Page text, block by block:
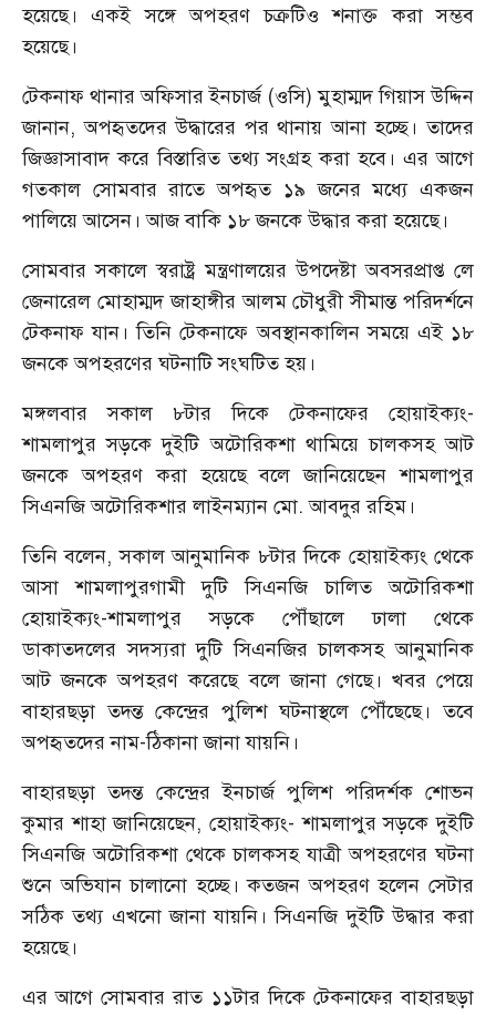
হয়েছে। একই সঙ্গে অপহরণ চক্রটিও শনাক্ত করা সম্ভব
হয়েছে।
টেকনাফ থানার অফিসার ইনচার্জ (ওসি) মুহাম্মদ গিয়াস উদ্দিন
জানান, অপহৃতদের উদ্ধারের পর থানায় আনা হচ্ছে। তাদের
জিজ্ঞাসাবাদ করে বিস্তারিত তথ্য সংগ্রহ করা হবে। এর আগে
গতকাল সোমবার রাতে অপহৃত ১৯ জনের মধ্যে একজন
পালিয়ে আসেন। আজ বাকি ১৮ জনকে উদ্ধার করা হয়েছে।
সোমবার সকালে স্বরাষ্ট্র মন্ত্রণালয়ের উপদেষ্টা অবসরপ্রাপ্ত লে
জেনারেল মোহাম্মদ জাহাঙ্গীর আলম চৌধুরী সীমান্ত পরিদর্শনে
টেকনাফ যান। তিনি টেকনাফে অবস্থানকালিন সময়ে এই ১৮
জনকে অপহরণের ঘটনাটি সংঘটিত হয়।
মঙ্গলবার সকাল ৮টার দিকে টেকনাফের হোয়াইক্যং-
শামলাপুর সড়কে দুইটি অটোরিকশা থামিয়ে চালকসহ আট
জনকে অপহরণ করা হয়েছে বলে জানিয়েছেন শামলাপুর
সিএনজি অটোরিকশার লাইনম্যান মো. আবদুর রহিম।
তিনি বলেন, সকাল আনুমানিক ৮টার দিকে হোয়াইক্যং থেকে
আসা শামলাপুরগামী দুটি সিএনজি চালিত অটোরিকশা
হোয়াইক্যং-শামলাপুর সড়কে পৌঁছালে ঢালা থেকে
ডাকাতদলের সদস্যরা দুটি সিএনজির চালকসহ আনুমানিক
আট জনকে অপহরণ করেছে বলে জানা গেছে। খবর পেয়ে
বাহারছড়া তদন্ত কেন্দ্রের পুলিশ ঘটনাস্থলে পৌঁছেছে। তবে
অপহৃতদের নাম-ঠিকানা জানা যায়নি।
বাহারছড়া তদন্ত কেন্দ্রের ইনচার্জ পুলিশ পরিদর্শক শোভন
কুমার শাহা জানিয়েছেন, হোয়াইক্যং- শামলাপুর সড়কে দুইটি
সিএনজি অটোরিকশা থেকে চালকসহ যাত্রী অপহরণের ঘটনা
শুনে অভিযান চালানো হচ্ছে। কতজন অপহরণ হলেন সেটার
সঠিক তথ্য এখনো জানা যায়নি। সিএনজি দুইটি উদ্ধার করা
হয়েছে।
এর আগে সোমবার রাত ১১টার দিকে টেকনাফের বাহারছড়া